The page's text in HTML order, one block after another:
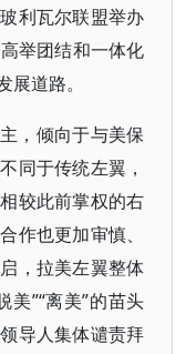
利瓦尔联盟举办
举团结和一体化
道路。
，倾向于与美保
同于传统左翼，
较此前掌权的右
作也更加审慎、
，拉美左翼整体
美”“离美”的苗头
导人集体谴责拜